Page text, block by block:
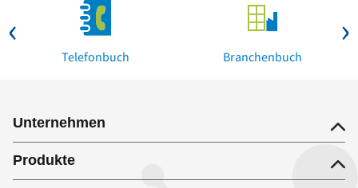
Telefonbuch Branchenbuch
Unternehmen
Produkte